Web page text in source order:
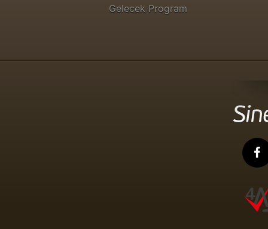
Gelecek Program